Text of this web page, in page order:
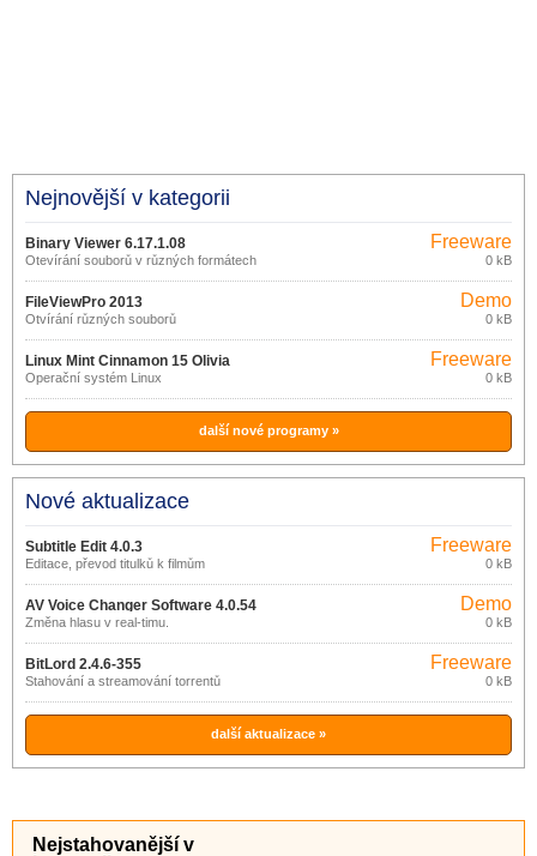
Nejnovější v kategorii
Binary Viewer 6.17.1.08
Otevírání souborů v různých formátech
Freeware
0 kB
FileViewPro 2013
Otvírání různých souborů
Demo
0 kB
Linux Mint Cinnamon 15 Olivia
Operační systém Linux
Freeware
0 kB
další nové programy »
Nové aktualizace
Subtitle Edit 4.0.3
Editace, převod titulků k filmům
Freeware
0 kB
AV Voice Changer Software 4.0.54
Změna hlasu v real-timu.
Demo
0 kB
BitLord 2.4.6-355
Stahování a streamování torrentů
Freeware
0 kB
další aktualizace »
Nejstahovanější v